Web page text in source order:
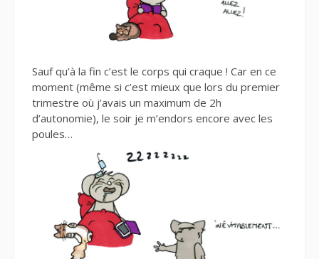
Sauf qu’à la fin c’est le corps qui craque ! Car en ce
moment (même si c’est mieux que lors du premier
trimestre où j’avais un maximum de 2h
d’autonomie), le soir je m’endors encore avec les
poules…